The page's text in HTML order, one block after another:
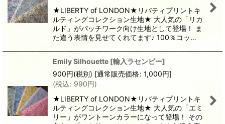
★LIBERTY of LONDON★リバティプリントキ
ルティングコレクション生地★ 大人気の「リカ
ルド」がパッチワーク向け生地として登場！ ま
た違う表情を見せてくれてます♪ 100％コッ…
Emily Silhouette [輸入ラセンビー]
900円(税別) [通常販売価格: 1,000円]
(税込: 990円)
★LIBERTY of LONDON★リバティプリントキ
ルティングコレクション生地★ 大人気の「エミ
リー」がワントーンカラーになって登場！ その